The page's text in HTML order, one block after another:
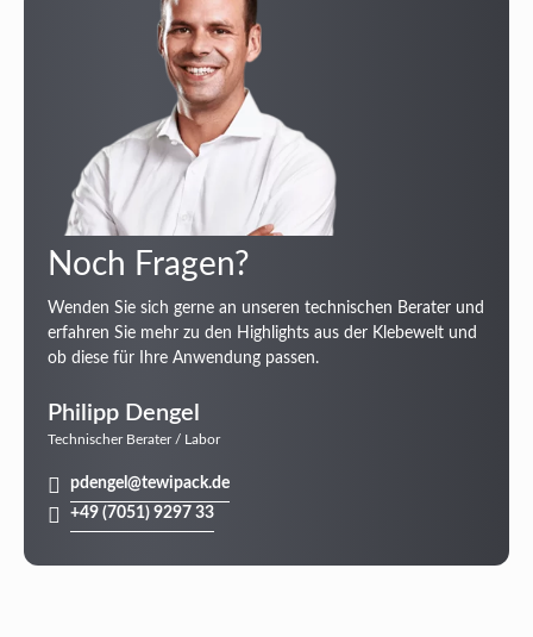
Noch Fragen?
Wenden Sie sich gerne an unseren technischen Berater und
erfahren Sie mehr zu den Highlights aus der Klebewelt und
ob diese für Ihre Anwendung passen.
Philipp Dengel
Technischer Berater / Labor
pdengel@tewipack.de
+49 (7051) 9297 33